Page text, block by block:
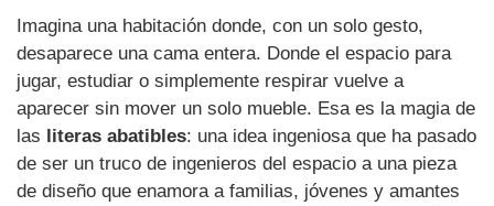
Imagina una habitación donde, con un solo gesto,
desaparece una cama entera. Donde el espacio para
jugar, estudiar o simplemente respirar vuelve a
aparecer sin mover un solo mueble. Esa es la magia de
las literas abatibles: una idea ingeniosa que ha pasado
de ser un truco de ingenieros del espacio a una pieza
de diseño que enamora a familias, jóvenes y amantes